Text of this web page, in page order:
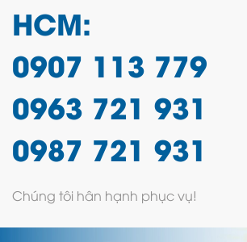
HCM:
0907 113 779
0963 721 931
0987 721 931
Chúng tôi hân hạnh phục vụ!